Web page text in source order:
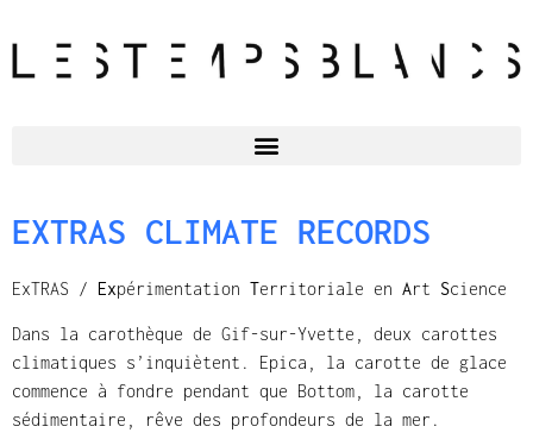
EXTRAS CLIMATE RECORDS
ExTRAS / Expérimentation Territoriale en Art Science
Dans la carothèque de Gif-sur-Yvette, deux carottes
climatiques s’inquiètent. Epica, la carotte de glace
commence à fondre pendant que Bottom, la carotte
sédimentaire, rêve des profondeurs de la mer.